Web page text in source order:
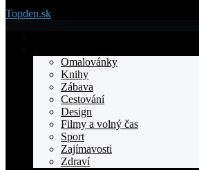
Topden.sk
Omalovánky
Knihy
Zábava
Cestování
Design
Filmy a volný čas
Sport
Zajímavosti
Zdraví